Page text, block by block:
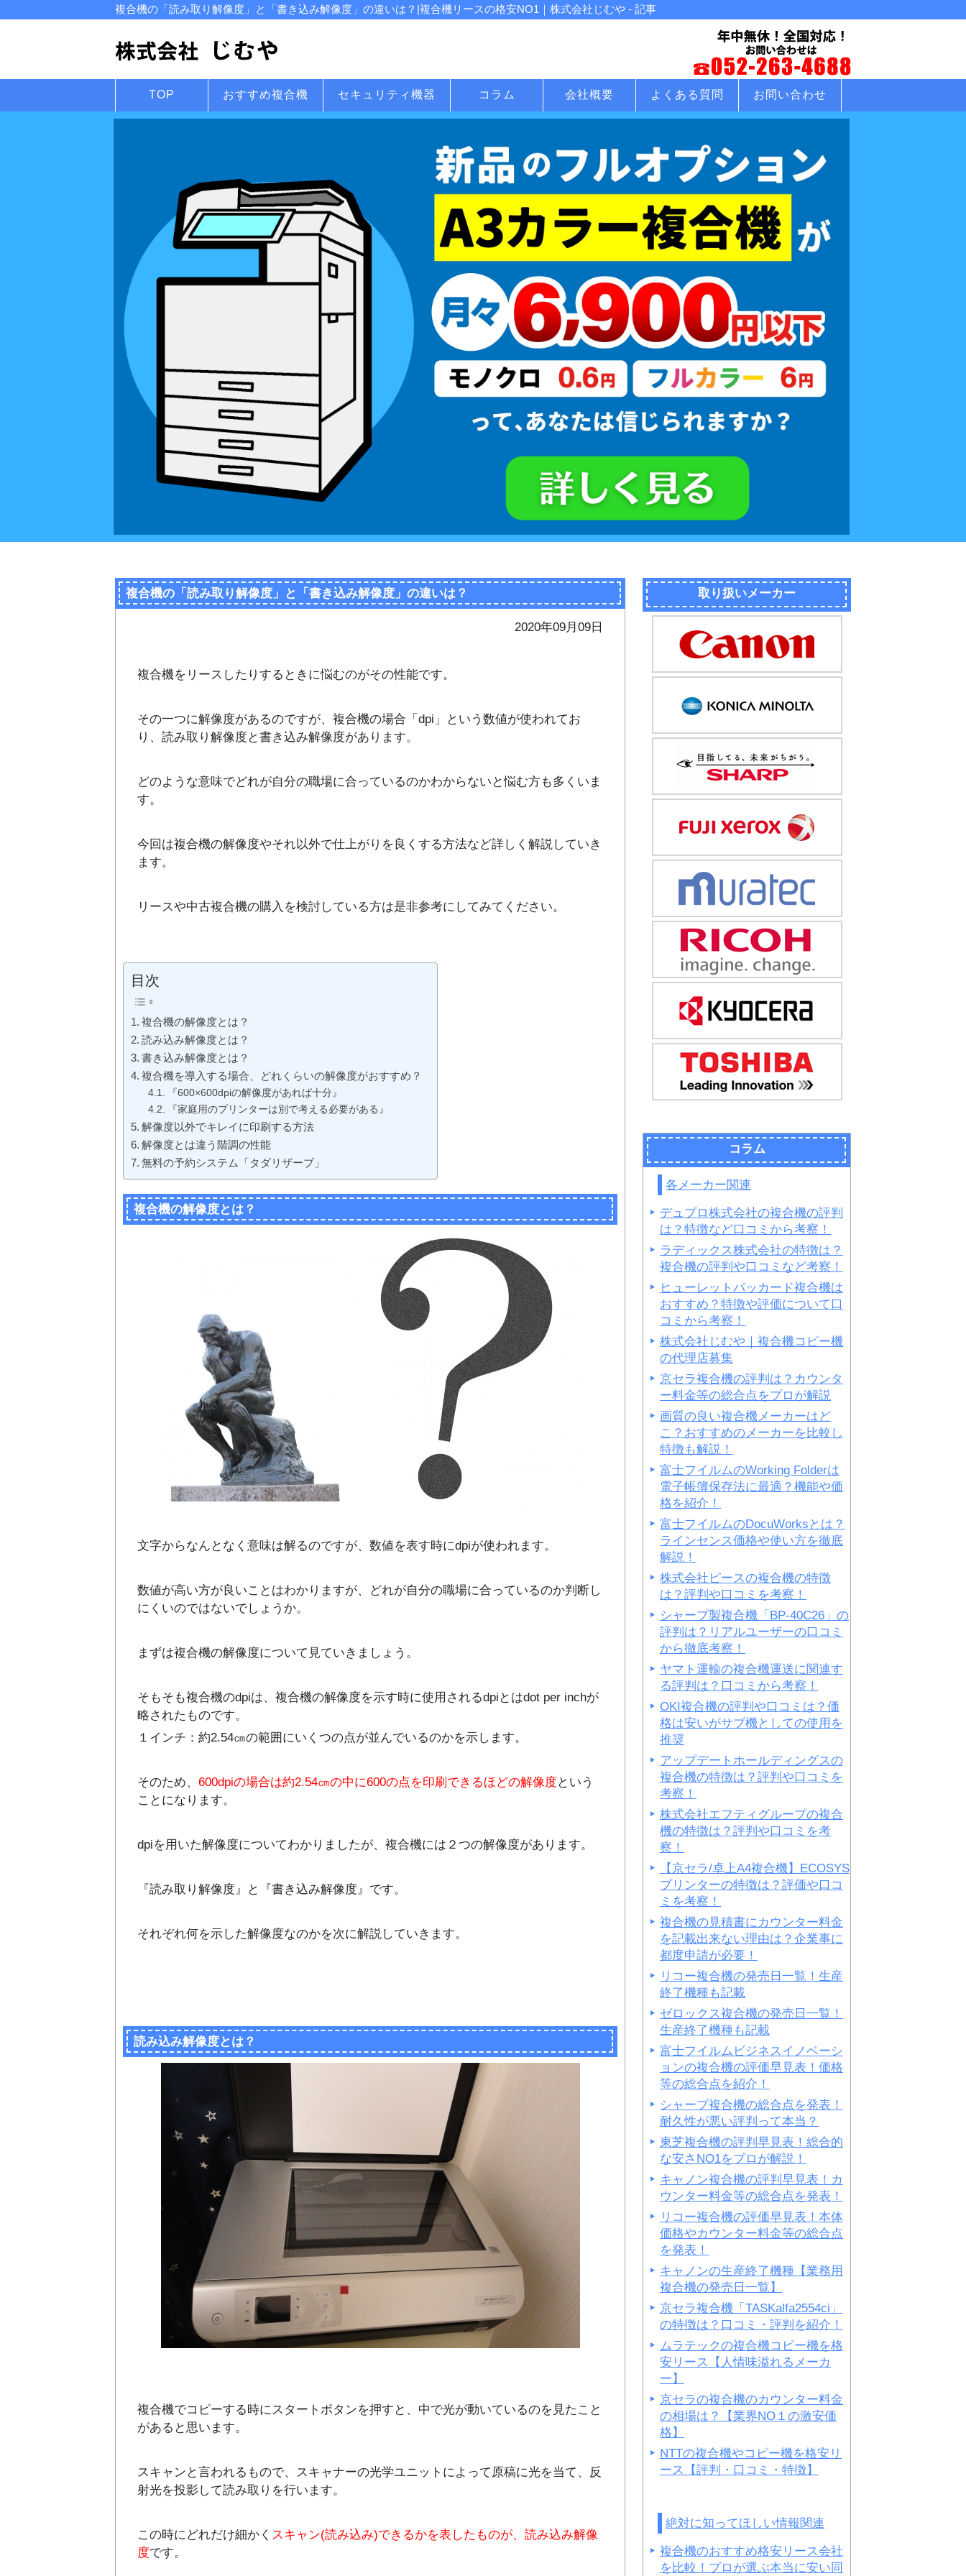
複合機の「読み取り解像度」と「書き込み解像度」の違いは？|複合機リースの格安NO1｜株式会社じむや - 記事
TOP おすすめ複合機 セキュリティ機器 コラム 会社概要 よくある質問 お問い合わせ
複合機の「読み取り解像度」と「書き込み解像度」の違いは？
2020年09月09日
複合機をリースしたりするときに悩むのがその性能です。
その一つに解像度があるのですが、複合機の場合「dpi」という数値が使われてお
り、読み取り解像度と書き込み解像度があります。
どのような意味でどれが自分の職場に合っているのかわからないと悩む方も多くいま
す。
今回は複合機の解像度やそれ以外で仕上がりを良くする方法など詳しく解説していき
ます。
リースや中古複合機の購入を検討している方は是非参考にしてみてください。
目次
複合機の解像度とは？
読み込み解像度とは？
書き込み解像度とは？
複合機を導入する場合、どれくらいの解像度がおすすめ？
『600×600dpiの解像度があれば十分』
『家庭用のプリンターは別で考える必要がある』
解像度以外でキレイに印刷する方法
解像度とは違う階調の性能
無料の予約システム「タダリザーブ」
複合機の解像度とは？
文字からなんとなく意味は解るのですが、数値を表す時にdpiが使われます。
数値が高い方が良いことはわかりますが、どれが自分の職場に合っているのか判断し
にくいのではないでしょうか。
まずは複合機の解像度について見ていきましょう。
そもそも複合機のdpiは、複合機の解像度を示す時に使用されるdpiとはdot per inchが
略されたものです。
１インチ：約2.54㎝の範囲にいくつの点が並んでいるのかを示します。
そのため、 600dpiの場合は約2.54㎝の中に600の点を印刷できるほどの解像度 という
ことになります。
dpiを用いた解像度についてわかりましたが、複合機には２つの解像度があります。
『読み取り解像度』と『書き込み解像度』です。
それぞれ何を示した解像度なのかを次に解説していきます。
読み込み解像度とは？
複合機でコピーする時にスタートボタンを押すと、中で光が動いているのを見たこと
があると思います。
スキャンと言われるもので、スキャナーの光学ユニットによって原稿に光を当て、反
射光を投影して読み取りを行います。
この時にどれだけ細かく スキャン(読み込み)できるかを表したものが、読み込み解像
度です。
取り扱いメーカー
コラム
各メーカー関連
デュプロ株式会社の複合機の評判
は？特徴など口コミから考察！
ラディックス株式会社の特徴は？
複合機の評判や口コミなど考察！
ヒューレットパッカード複合機は
おすすめ？特徴や評価について口
コミから考察！
株式会社じむや｜複合機コピー機
の代理店募集
京セラ複合機の評判は？カウンタ
ー料金等の総合点をプロが解説
画質の良い複合機メーカーはど
こ？おすすめのメーカーを比較し
特徴も解説！
富士フイルムのWorking Folderは
電子帳簿保存法に最適？機能や価
格を紹介！
富士フイルムのDocuWorksとは？
ラインセンス価格や使い方を徹底
解説！
株式会社ピースの複合機の特徴
は？評判や口コミを考察！
シャープ製複合機「BP-40C26」の
評判は？リアルユーザーの口コミ
から徹底考察！
ヤマト運輸の複合機運送に関連す
る評判は？口コミから考察！
OKI複合機の評判や口コミは？価
格は安いがサブ機としての使用を
推奨
アップデートホールディングスの
複合機の特徴は？評判や口コミを
考察！
株式会社エフティグループの複合
機の特徴は？評判や口コミを考
察！
【京セラ/卓上A4複合機】ECOSYS
プリンターの特徴は？評価や口コ
ミを考察！
複合機の見積書にカウンター料金
を記載出来ない理由は？企業事に
都度申請が必要！
リコー複合機の発売日一覧！生産
終了機種も記載
ゼロックス複合機の発売日一覧！
生産終了機種も記載
富士フイルムビジネスイノベーシ
ョンの複合機の評価早見表！価格
等の総合点を紹介！
シャープ複合機の総合点を発表！
耐久性が悪い評判って本当？
東芝複合機の評判早見表！総合的
な安さNO1をプロが解説！
キャノン複合機の評判早見表！カ
ウンター料金等の総合点を発表！
リコー複合機の評価早見表！本体
価格やカウンター料金等の総合点
を発表！
キャノンの生産終了機種【業務用
複合機の発売日一覧】
京セラ複合機「TASKalfa2554ci」
の特徴は？口コミ・評判を紹介！
ムラテックの複合機コピー機を格
安リース【人情味溢れるメーカ
ー】
京セラの複合機のカウンター料金
の相場は？【業界NO１の激安価
格】
NTTの複合機やコピー機を格安リ
ース【評判・口コミ・特徴】
絶対に知ってほしい情報関連
複合機のおすすめ格安リース会社
を比較！プロが選ぶ本当に安い同